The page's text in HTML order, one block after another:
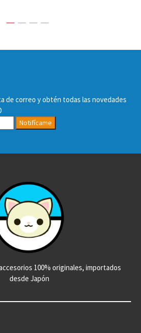
de correo y obtén todas las novedades
Notifícame
100% originales, importados
desde Japón